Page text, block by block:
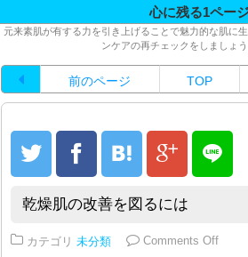
心に残る1ペー
元来素肌が有する力を引き上げることで魅力的な肌に
ンケアの再チェックをしましょ
前のページ TOP
乾燥肌の改善を図るには
カテゴリ 未分類 Comments Offon 乾